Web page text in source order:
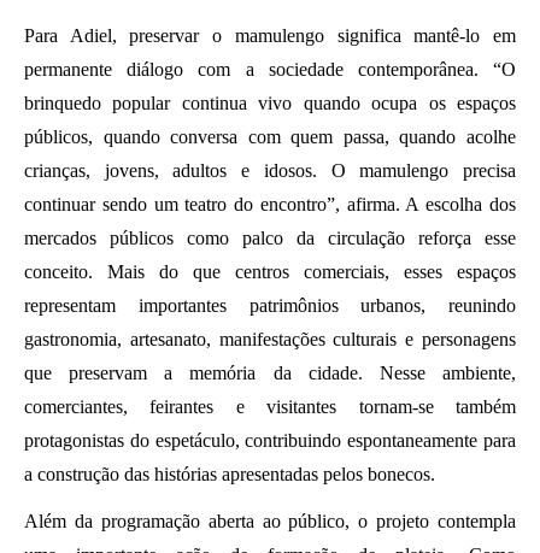
Para Adiel, preservar o mamulengo significa mantê-lo em
permanente diálogo com a sociedade contemporânea. “O
brinquedo popular continua vivo quando ocupa os espaços
públicos, quando conversa com quem passa, quando acolhe
crianças, jovens, adultos e idosos. O mamulengo precisa
continuar sendo um teatro do encontro”, afirma. A escolha dos
mercados públicos como palco da circulação reforça esse
conceito. Mais do que centros comerciais, esses espaços
representam importantes patrimônios urbanos, reunindo
gastronomia, artesanato, manifestações culturais e personagens
que preservam a memória da cidade. Nesse ambiente,
comerciantes, feirantes e visitantes tornam-se também
protagonistas do espetáculo, contribuindo espontaneamente para
a construção das histórias apresentadas pelos bonecos.
Além da programação aberta ao público, o projeto contempla